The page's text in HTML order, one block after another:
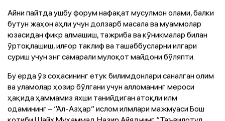
Айни пайтда ушбу форум нафақат мусулмон олами, балки
бутун жаҳон аҳли учун долзарб масала ва муаммолар
юзасидан фикр алмашиш, тажриба ва кўникмалар билан
ўртоқлашиш, илғор таклиф ва ташаббусларни илгари
суриш учун энг самарали мулоқот майдони бўляпти.
Бу ерда ўз соҳасининг етук билимдонлари саналган олим
ва уламолар ҳозир бўлгани учун алломанинг мероси
ҳақида ҳаммамиз яхши танийдиган атоқли илм
одамининг – “Ал-Азҳар” ислом илмлари мажмуаси Бош